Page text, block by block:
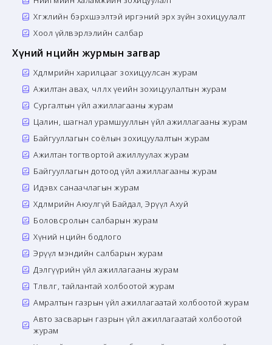
Хөгжлийн бэрхшээлтэй иргэний эрх зүйн зохицуулалт
Хоол үйлвэрлэлийн салбар
Хүний нөөцийн журмын загвар
Хөдөлмөрийн харилцааг зохицуулсан журам
Ажилтан авах, чөлөөлөх үеийн зохицуулалтын журам
Сургалтын үйл ажиллагааны журам
Цалин, шагнал урамшууллын үйл ажиллагааны журам
Байгууллагын соёлын зохицуулалтын журам
Ажилтан тогтвортой ажиллуулах журам
Байгууллагын дотоод үйл ажиллагааны журам
Идэвх санаачлагын журам
Хөдөлмөрийн Аюулгүй Байдал, Эрүүл Ахуй
Боловсролын салбарын журам
Хүний нөөцийн бодлого
Эрүүл мэндийн салбарын журам
Дэлгүүрийн үйл ажиллагааны журам
Төлөвлөгөө, тайлантай холбоотой журам
Амралтын газрын үйл ажиллагаатай холбоотой журам
Авто засварын газрын үйл ажиллагаатай холбоотой
журам